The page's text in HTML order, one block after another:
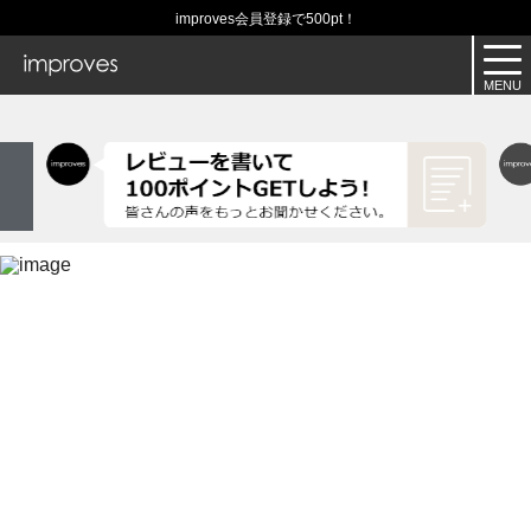
improves会員登録で500pt！